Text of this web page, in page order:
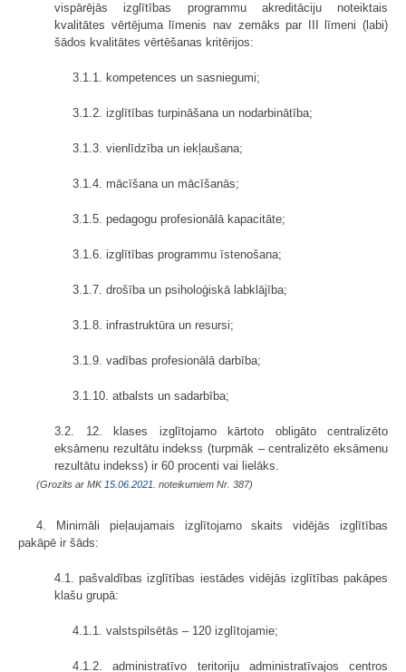
vispārējās izglītības programmu akreditāciju noteiktais
kvalitātes vērtējuma līmenis nav zemāks par III līmeni (labi)
šādos kvalitātes vērtēšanas kritērijos:
3.1.1. kompetences un sasniegumi;
3.1.2. izglītības turpināšana un nodarbinātība;
3.1.3. vienlīdzība un iekļaušana;
3.1.4. mācīšana un mācīšanās;
3.1.5. pedagogu profesionālā kapacitāte;
3.1.6. izglītības programmu īstenošana;
3.1.7. drošība un psiholoģiskā labklājība;
3.1.8. infrastruktūra un resursi;
3.1.9. vadības profesionālā darbība;
3.1.10. atbalsts un sadarbība;
3.2. 12. klases izglītojamo kārtoto obligāto centralizēto
eksāmenu rezultātu indekss (turpmāk – centralizēto eksāmenu
rezultātu indekss) ir 60 procenti vai lielāks.
(Grozīts ar MK 15.06.2021. noteikumiem Nr. 387)
4. Minimāli pieļaujamais izglītojamo skaits vidējās izglītības
pakāpē ir šāds:
4.1. pašvaldības izglītības iestādes vidējās izglītības pakāpes
klašu grupā:
4.1.1. valstspilsētās – 120 izglītojamie;
4.1.2. administratīvo teritoriju administratīvajos centros